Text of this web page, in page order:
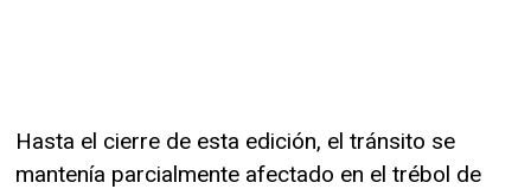
Hasta el cierre de esta edición, el tránsito se
mantenía parcialmente afectado en el trébol de